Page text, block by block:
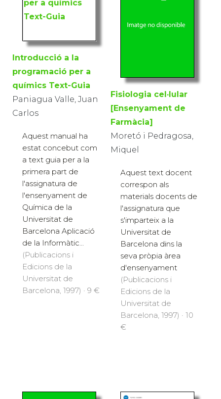
Introducció a la
programació per a
químics Text-Guia
Paniagua Valle, Juan
Carlos
Aquest manual ha
estat concebut com
a text guia per a la
primera part de
l'assignatura de
l'ensenyament de
Química de la
Universitat de
Barcelona Aplicació
de la Informàtic...
(Publicacions i
Edicions de la
Universitat de
Barcelona, 1997) · 9 €
Fisiologia cel·lular
[Ensenyament de
Farmàcia]
Moretó i Pedragosa,
Miquel
Aquest text docent
correspon als
materials docents de
l'assignatura que
s'imparteix a la
Universitat de
Barcelona dins la
seva pròpia àrea
d'ensenyament
(Publicacions i
Edicions de la
Universitat de
Barcelona, 1997) · 10
€